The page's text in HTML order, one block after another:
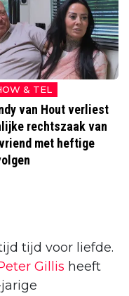
& TEL
van Hout verliest
rechtszaak van
met heftige
tijd voor liefde.
Gillis heeft